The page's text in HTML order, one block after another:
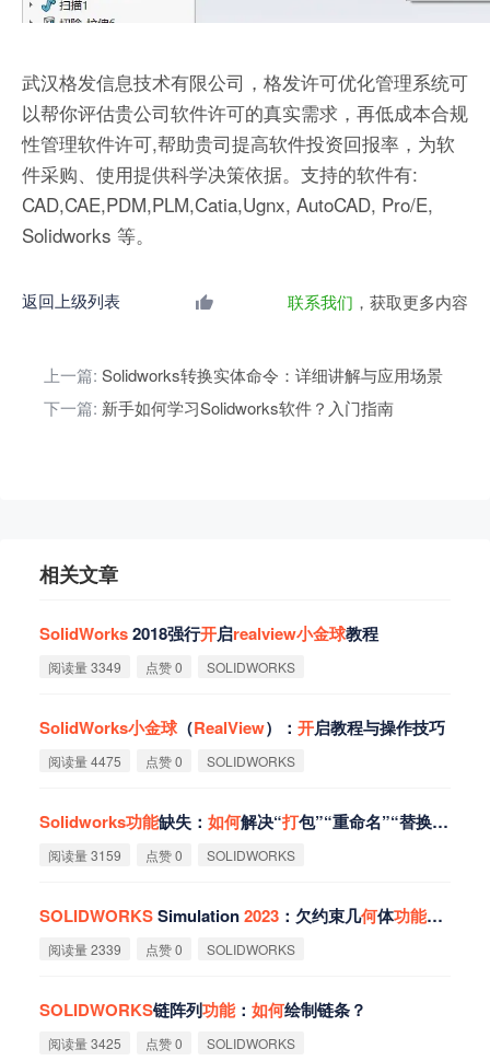
武汉格发信息技术有限公司，格发许可优化管理系统可
以帮你评估贵公司软件许可的真实需求，再低成本合规
性管理软件许可,帮助贵司提高软件投资回报率，为软
件采购、使用提供科学决策依据。支持的软件有:
CAD,CAE,PDM,PLM,Catia,Ugnx, AutoCAD, Pro/E,
Solidworks 等。
返回上级列表 联系我们 ，获取更多内容
上一篇: Solidworks转换实体命令：详细讲解与应用场景
下一篇: 新手如何学习Solidworks软件？入门指南
相关文章
SolidWorks2018强行开启realview小金球教程‌
阅读量 3349 点赞 0 SOLIDWORKS
SolidWorks小金球 （RealView）： 开启教程与操作技巧
阅读量 4475 点赞 0 SOLIDWORKS
Solidworks功能缺失： 如何解决“打包”“重命名”“替换”问题？
阅读量 3159 点赞 0 SOLIDWORKS
SOLIDWORKSSimulation2023 ：欠约束几何体功能揭秘
阅读量 2339 点赞 0 SOLIDWORKS
SOLIDWORKS链阵列功能： 如何绘制链条？
阅读量 3425 点赞 0 SOLIDWORKS